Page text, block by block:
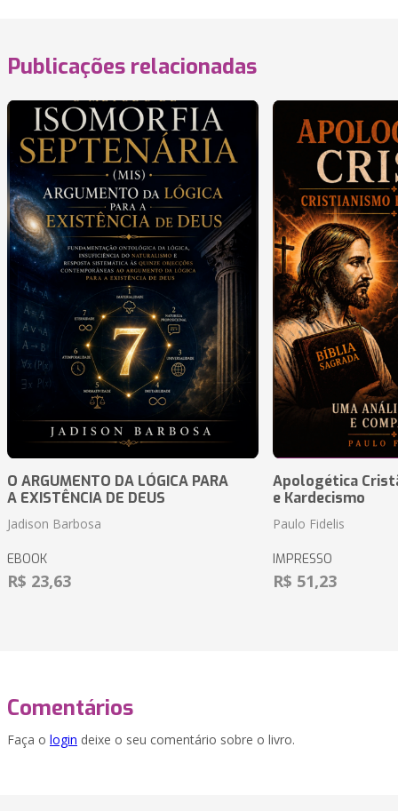
Publicações relacionadas
O ARGUMENTO DA LÓGICA PARA
A EXISTÊNCIA DE DEUS
Jadison Barbosa
EBOOK
R$ 23,63
Apologética
e Kardecismo
Paulo Fidelis
IMPRESSO
R$ 51,23
Comentários
Faça o login deixe o seu comentário sobre o livro.